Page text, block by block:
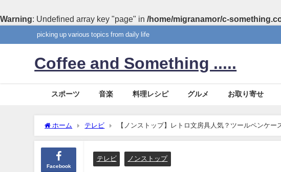
Warning: Undefined array key "page" in /home/migranamor/c-
picking up various topics from daily life
Coffee and Something .....
スポーツ 音楽 料理レシピ グルメ お取り寄せ
ホーム テレビ 【ノンストップ】レトロ文房具人気？ツールペンケ
Facebook
テレビ ノンストップ